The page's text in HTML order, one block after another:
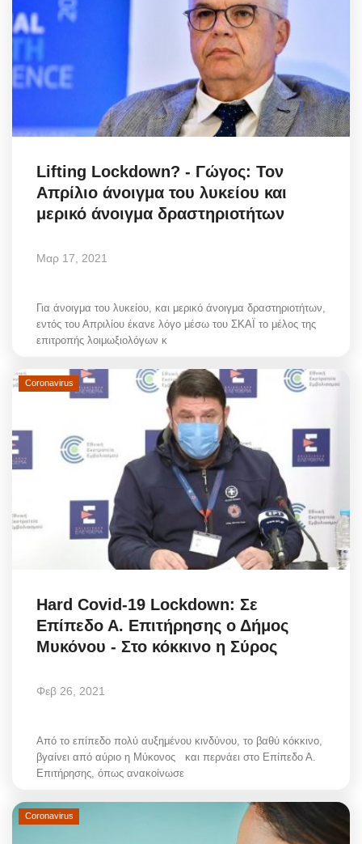
Lifting Lockdοwn? - Γώγος: Τον
Απρίλιο άνοιγμα του λυκείου και
μερικό άνοιγμα δραστηριοτήτων
Μαρ 17, 2021
Για άνοιγμα του λυκείου, και μερικό άνοιγμα δραστηριοτήτων,
εντός του Απριλίου έκανε λόγο μέσω του ΣΚΑΪ το μέλος της
επιτροπής λοιμωξιολόγων κ
Coronavirus
Hard Covid-19 Lockdown: Σε
Επίπεδο Α. Επιτήρησης ο Δήμος
Μυκόνου - Στο κόκκινο η Σύρος
Φεβ 26, 2021
Από το επίπεδο πολύ αυξημένου κινδύνου, το βαθύ κόκκινο,
βγαίνει από αύριο η Μύκονος και περνάει στο Επίπεδο Α.
Επιτήρησης, όπως ανακοίνωσε
Coronavirus